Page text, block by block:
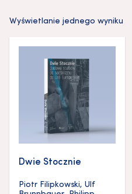
Wyświetlanie jednego wyniku
Dwie Stocznie
Piotr Filipkowski, Ulf